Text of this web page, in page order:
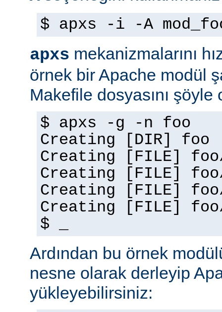
$ apxs -i -A
apxs mekanizmalarını
örnek bir Apache modül
Makefile dosyasını
$ apxs -g -n foo
Creating [DIR] foo
Creating [FILE]
Creating [FILE] foo/
Creating [FILE]
Creating [FILE]
$ _
Ardından bu örnek
nesne olarak derleyip
yükleyebilirsiniz: